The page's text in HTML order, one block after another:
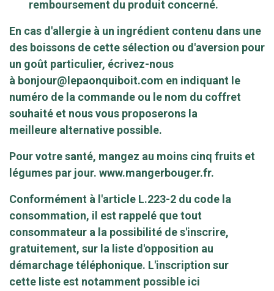
remboursement du produit concerné.
En cas d'allergie à un ingrédient contenu dans une
des boissons de cette sélection ou d'aversion pour
un goût particulier, écrivez-nous
à bonjour@lepaonquiboit.com en indiquant le
numéro de la commande ou le nom du coffret
souhaité et nous vous proposerons la
meilleure alternative possible.
Pour votre santé, mangez au moins cinq fruits et
légumes par jour. www.mangerbouger.fr.
Conformément à l'article L.223-2 du code la
consommation, il est rappelé que tout
consommateur a la possibilité de s'inscrire,
gratuitement, sur la liste d'opposition au
démarchage téléphonique. L'inscription sur
cette liste est notamment possible ici